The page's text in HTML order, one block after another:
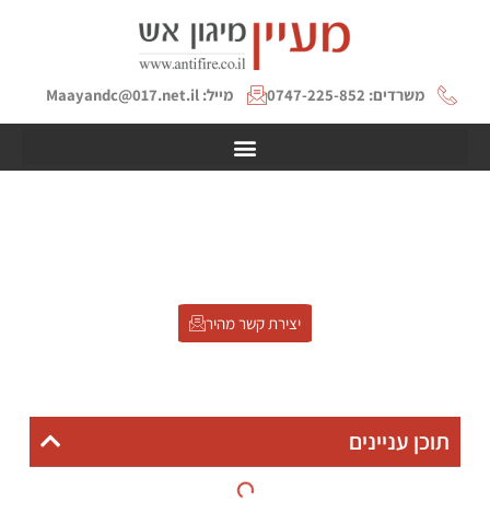
משרדים: 0747-225-852 מייל: Maayandc@017.net.il
יצירת קשר מהיר
תוכן עניינים